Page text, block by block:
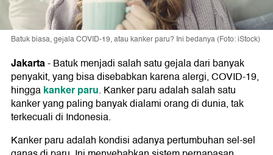
Batuk biasa, gejala COVID-19, atau kanker paru? Ini bedanya (Foto: iStock)
Jakarta-Batuk menjadi salah satu gejala dari banyak
penyakit, yang bisa disebabkan karena alergi, COVID-19,
hinggakanker paru. Kanker paru adalah salah satu
kanker yang paling banyak dialami orang di dunia, tak
terkecuali di Indonesia.
Kanker paru adalah kondisi adanya pertumbuhan sel-sel